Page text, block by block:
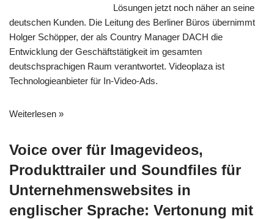
Lösungen jetzt noch näher an seine
deutschen Kunden. Die Leitung des Berliner Büros übernimmt
Holger Schöpper, der als Country Manager DACH die
Entwicklung der Geschäftstätigkeit im gesamten
deutschsprachigen Raum verantwortet. Videoplaza ist
Technologieanbieter für In-Video-Ads.
Weiterlesen »
Voice over für Imagevideos,
Produkttrailer und Soundfiles für
Unternehmenswebsites in
englischer Sprache: Vertonung mit